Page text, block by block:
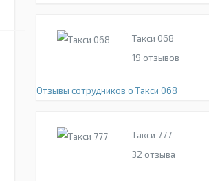
Такси 068
19 отзывов
Отзывы сотрудников о Такси 068
Такси 777
32 отзыва